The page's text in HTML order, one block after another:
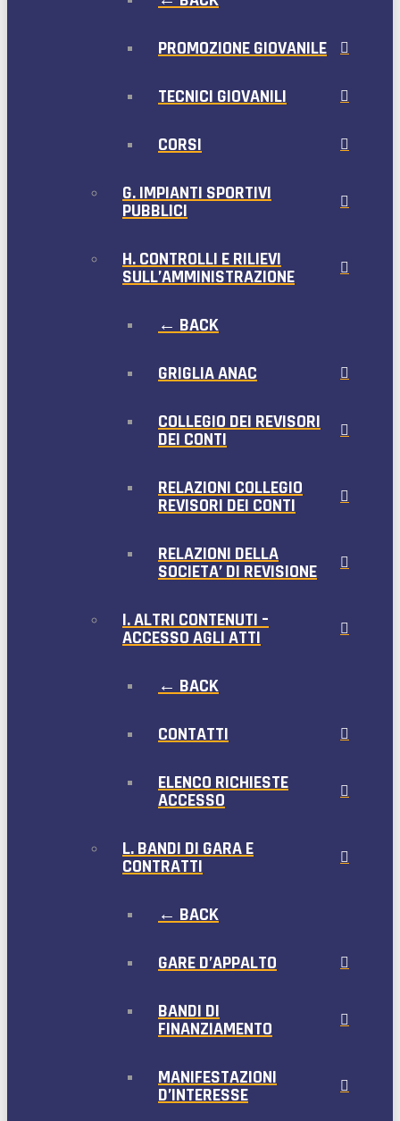
PROMOZIONE GIOVANILE
TECNICI GIOVANILI
CORSI
G. IMPIANTI SPORTIVI
PUBBLICI
H. CONTROLLI E RILIEVI
SULL’AMMINISTRAZIONE
← BACK
GRIGLIA ANAC
COLLEGIO DEI REVISORI
DEI CONTI
RELAZIONI COLLEGIO
REVISORI DEI CONTI
RELAZIONI DELLA
SOCIETA’ DI REVISIONE
I. ALTRI CONTENUTI –
ACCESSO AGLI ATTI
← BACK
CONTATTI
ELENCO RICHIESTE
ACCESSO
L. BANDI DI GARA E
CONTRATTI
← BACK
GARE D’APPALTO
BANDI DI
FINANZIAMENTO
MANIFESTAZIONI
D’INTERESSE